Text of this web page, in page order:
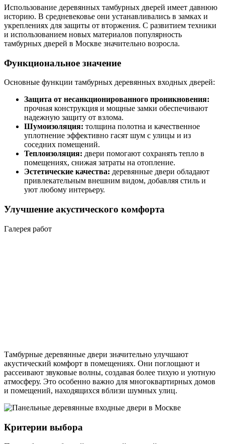
Использование деревянных тамбурных дверей имеет давнюю
историю. В средневековье они устанавливались в замках и
укреплениях для защиты от вторжения. С развитием техники
и использованием новых материалов популярность
тамбурных дверей в Москве значительно возросла.
Функциональное значение
Основные функции тамбурных деревянных входных дверей:
Защита от несанкционированного проникновения:
прочная конструкция и мощные замки обеспечивают
надежную защиту от взлома.
Шумоизоляция: толщина полотна и качественное
уплотнение эффективно гасят шум с улицы и из
соседних помещений.
Теплоизоляция: двери помогают сохранять тепло в
помещениях, снижая затраты на отопление.
Эстетические качества: деревянные двери обладают
привлекательным внешним видом, добавляя стиль и
уют любому интерьеру.
Улучшение акустического комфорта
Галерея работ
Тамбурные деревянные двери значительно улучшают
акустический комфорт в помещениях. Они поглощают и
рассеивают звуковые волны, создавая более тихую и уютную
атмосферу. Это особенно важно для многоквартирных домов
и помещений, находящихся вблизи шумных улиц.
Критерии выбора